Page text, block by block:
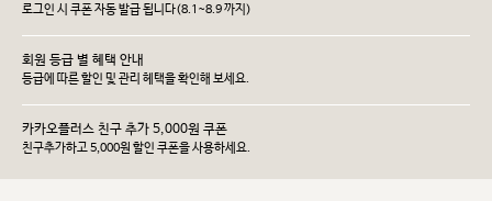
로그인 시 쿠폰 자동 발급 됩니다(8.1~8.9 까지)
회원 등급 별 혜택 안내
등급에 따른 할인 및 관리 헤택을 확인해 보세요.
카카오플러스 친구 추가 5,000원 쿠폰
친구추가하고 5,000원 할인 쿠폰을 사용하세요.